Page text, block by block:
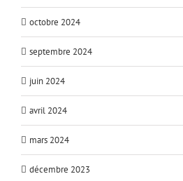
octobre 2024
septembre 2024
juin 2024
avril 2024
mars 2024
décembre 2023